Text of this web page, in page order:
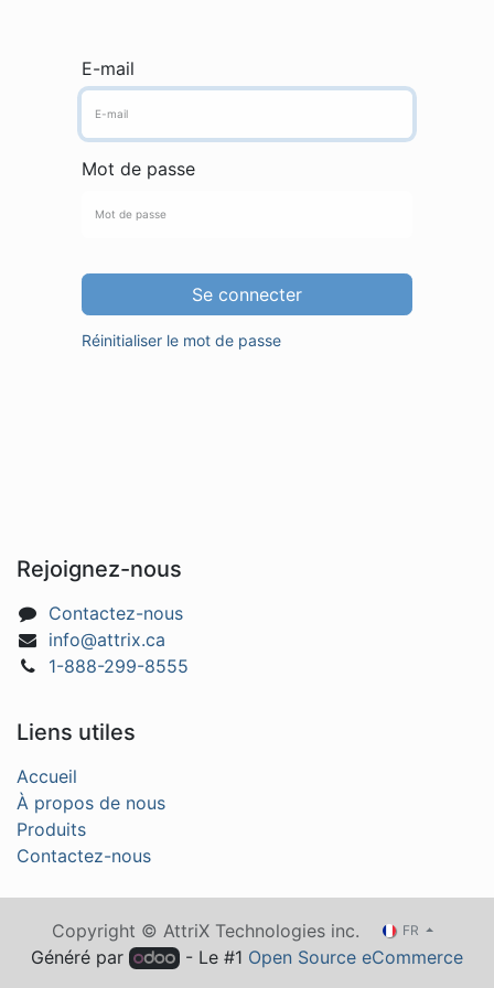
E-mail
Mot de passe
Se connecter
Réinitialiser le mot de passe
Rejoignez-nous
Contactez-nous
info@attrix.ca
1-888-299-8555
Liens utiles
Accueil
À propos de nous
Produits
Contactez-nous
Copyright © AttriX Technologies inc. FR
Généré par - Le #1 Open Source eCommerce